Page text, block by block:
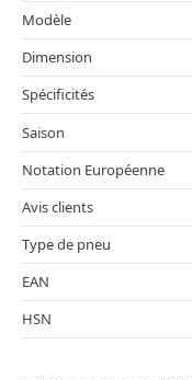
Modèle
Dimension
Spécificités
Saison
Notation Européenne
Avis clients
Type de pneu
EAN
HSN